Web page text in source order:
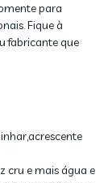
para
Fique à
fabricante que
cru e mais água e